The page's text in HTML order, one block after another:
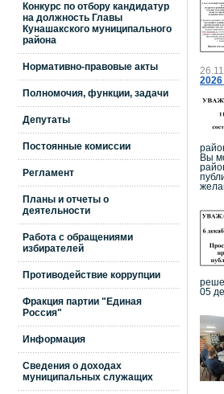
Конкурс по отбору кандидатур
на должность Главы
Кунашакского муниципального
района
Нормативно-правовые акты
Полномочия, функции, задачи
Депутаты
Постоянные комиссии
Регламент
Планы и отчеты о
деятельности
Работа с обращениями
избирателей
Противодействие коррупции
Фракция партии "Единая
Россия"
Информация
Сведения о доходах
муниципальных служащих
2026
Вы
05